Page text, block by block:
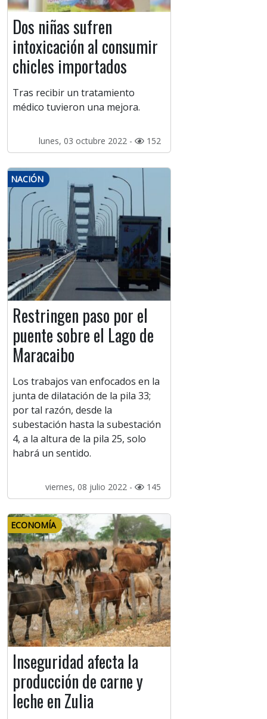
Dos niñas sufren
intoxicación al consumir
chicles importados
Tras recibir un tratamiento
médico tuvieron una mejora.
lunes, 03 octubre 2022 - 152
NACIÓN
Restringen paso por el
puente sobre el Lago de
Maracaibo
Los trabajos van enfocados en la
junta de dilatación de la pila 33;
por tal razón, desde la
subestación hasta la subestación
4, a la altura de la pila 25, solo
habrá un sentido.
viernes, 08 julio 2022 - 145
ECONOMÍA
Inseguridad afecta la
producción de carne y
leche en Zulia